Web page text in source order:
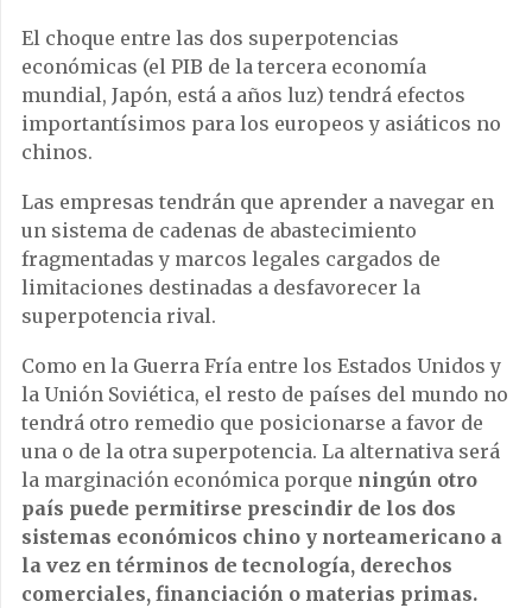
El choque entre las dos superpotencias
económicas (el PIB de la tercera economía
mundial, Japón, está a años luz) tendrá efectos
importantísimos para los europeos y asiáticos no
chinos.
Las empresas tendrán que aprender a navegar en
un sistema de cadenas de abastecimiento
fragmentadas y marcos legales cargados de
limitaciones destinadas a desfavorecer la
superpotencia rival.
Como en la Guerra Fría entre los Estados Unidos y
la Unión Soviética, el resto de países del mundo no
tendrá otro remedio que posicionarse a favor de
una o de la otra superpotencia. La alternativa será
la marginación económica porque ningún otro
país puede permitirse prescindir de los dos
sistemas económicos chino y norteamericano a
la vez en términos de tecnología, derechos
comerciales, financiación o materias primas.